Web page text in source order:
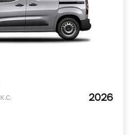
2026